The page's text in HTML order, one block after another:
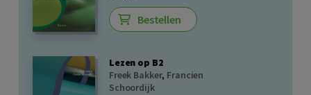
Bestellen
Lezen op B2
Freek Bakker, Francien
Schoordijk